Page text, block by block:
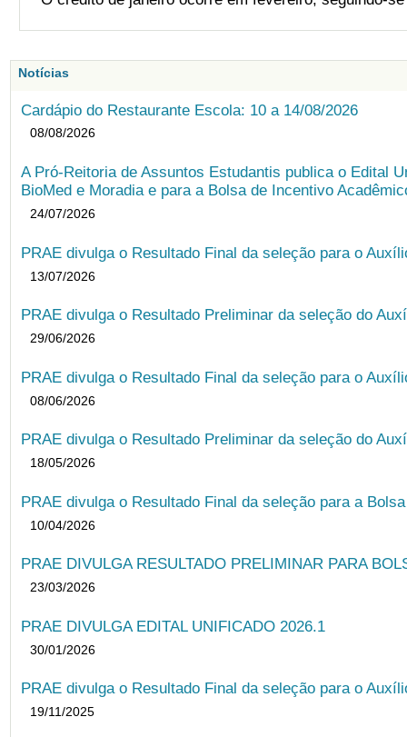
Notícias
Cardápio do Restaurante Escola: 10 a 14/08/2026
08/08/2026
A Pró-Reitoria de Assuntos Estudantis publica o Edital
BioMed e Moradia e para a Bolsa de Incentivo
24/07/2026
PRAE divulga o Resultado Final da seleção para o
13/07/2026
PRAE divulga o Resultado Preliminar da seleção do
29/06/2026
PRAE divulga o Resultado Final da seleção para o
08/06/2026
PRAE divulga o Resultado Preliminar da seleção do
18/05/2026
PRAE divulga o Resultado Final da seleção para a
10/04/2026
PRAE DIVULGA RESULTADO PRELIMINAR PARA
23/03/2026
PRAE DIVULGA EDITAL UNIFICADO 2026.1
30/01/2026
PRAE divulga o Resultado Final da seleção para o
19/11/2025